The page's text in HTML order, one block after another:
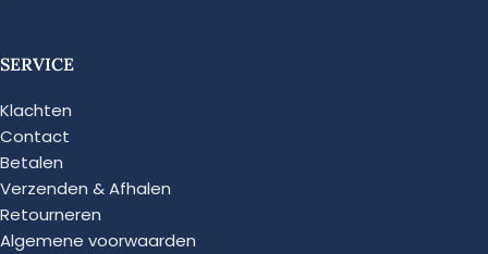
SERVICE
Klachten
Contact
Betalen
Verzenden & Afhalen
Retourneren
Algemene voorwaarden